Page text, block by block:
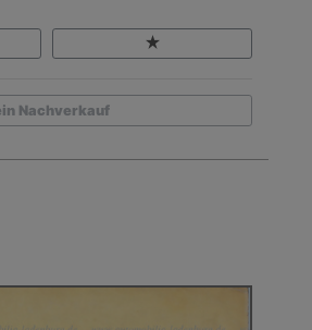
Nachverkauf